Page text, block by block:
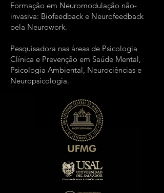
Formação em Neuromodulação não-
invasiva: Biofeedback e Neurofeedback
pela Neurowork.
Pesquisadora nas áreas de Psicologia
Clínica e Prevenção em Saúde Mental,
Psicologia Ambiental, Neurociências e
Neuropsicologia.